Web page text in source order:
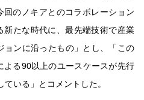
のノキアとのコラボレーション
新たな時代に、最先端技術で産業
ョンに沿ったもの」とし、「この
る90以上のユースケースが先行
いる」とコメントした。